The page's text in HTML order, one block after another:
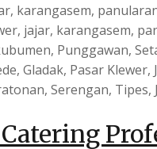
karangasem,
jajar, karangasem,
Punggawan,
Gladak, Pasar
Serengan,